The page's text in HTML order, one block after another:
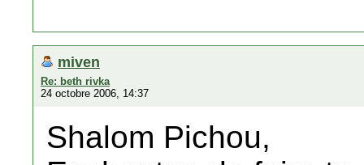
miven
Re: beth rivka
24 octobre 2006, 14:37
Shalom Pichou,